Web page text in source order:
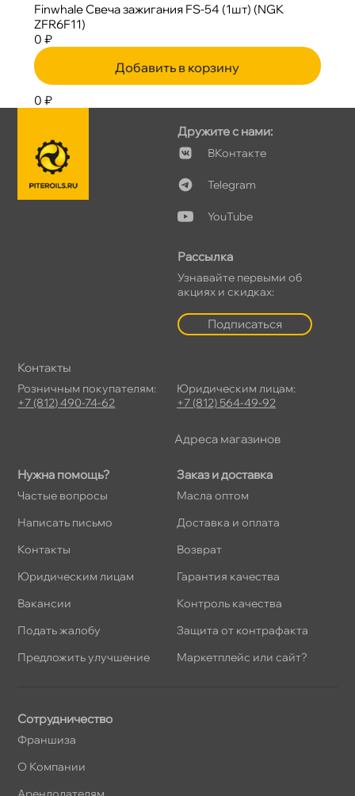
Finwhale Свеча зажигания FS-54 (1шт) (NGK
ZFR6F11)
0 ₽
Добавить в корзину
0 ₽
Нужна помощь?
Частые вопросы
Написать письмо
Контакты
Юридическим лицам
акансии
Подать жалобу
Предложить улучшение
Заказ и доставка
Масла оптом
Доставка и оплата
озврат
Гарантия качества
Контроль качества
Защита от контрафакта
Маркетплейс или сайт?
Дружите с нами:
Контакте
Telegram
YouTube
Рассылка
Узнавайте первыми о
акциях и скидках:
Подписаться
Сотрудничество
Франшиза
О Компании
Контакты
Розничным покупателям:
+7 (812) 490-74-62
Юридическим лицам:
+7 (812) 564-49-92
Адреса магазино